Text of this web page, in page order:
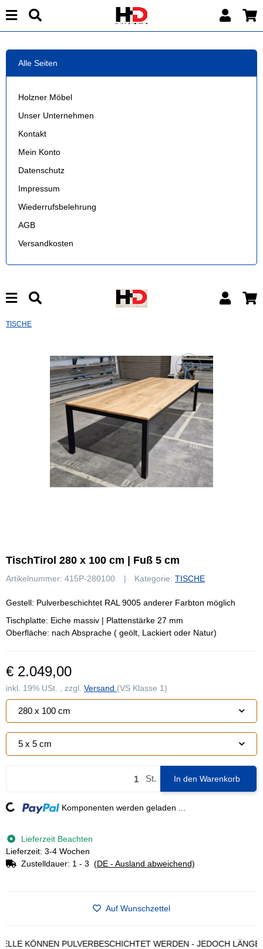
Alle Seiten
Holzner Möbel
Unser Unternehmen
Kontakt
Mein Konto
Datenschutz
Impressum
Wiederrufsbelehrung
AGB
Versandkosten
TISCHE
TischTirol 280 x 100 cm | Fuß 5 cm
Artikelnummer: 415P-280100 Kategorie: TISCHE
Gestell: Pulverbeschichtet RAL 9005 anderer Farbton möglich
Tischplatte: Eiche massiv | Plattenstärke 27 mm
Oberfläche: nach Absprache ( geölt, Lackiert oder Natur)
€ 2.049,00
inkl. 19% USt. , zzgl. Versand (VS Klasse 1)
280 x 100 cm
5 x 5 cm
St. In den Warenkorb
Komponenten werden geladen ...
Lieferzeit Beachten
Lieferzeit: 3-4 Wochen
Zustelldauer: 1 - 3 (DE - Ausland abweichend)
Auf Wunschzettel
PULVERBESCHICHTET WERDEN - JEDOCH LÄNGERE